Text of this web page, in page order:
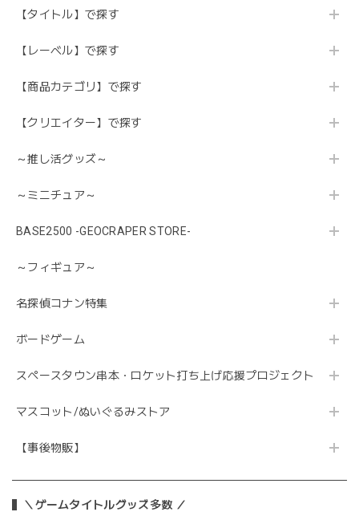
【タイトル】で探す
【レーベル】で探す
【商品カテゴリ】で探す
【クリエイター】で探す
～推し活グッズ～
～ミニチュア～
BASE2500 -GEOCRAPER STORE-
～フィギュア～
名探偵コナン特集
ボードゲーム
スペースタウン串本・ロケット打ち上げ応援プロジェクト
マスコット/ぬいぐるみストア
【事後物販】
＼ゲームタイトルグッズ多数 ／